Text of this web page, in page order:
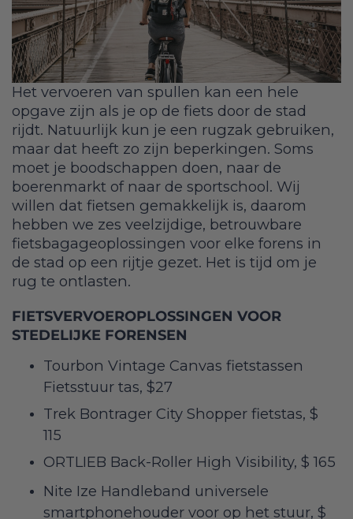
Het vervoeren van spullen kan een hele
opgave zijn als je op de fiets door de stad
rijdt. Natuurlijk kun je een rugzak gebruiken,
maar dat heeft zo zijn beperkingen. Soms
moet je boodschappen doen, naar de
boerenmarkt of naar de sportschool. Wij
willen dat fietsen gemakkelijk is, daarom
hebben we zes veelzijdige, betrouwbare
fietsbagageoplossingen voor elke forens in
de stad op een rijtje gezet. Het is tijd om je
rug te ontlasten.
FIETSVERVOEROPLOSSINGEN VOOR
STEDELIJKE FORENSEN
Tourbon Vintage Canvas fietstassen
Fietsstuur tas, $27
Trek Bontrager City Shopper fietstas, $
115
ORTLIEB Back-Roller High Visibility, $ 165
Nite Ize Handleband universele
smartphonehouder voor op het stuur, $